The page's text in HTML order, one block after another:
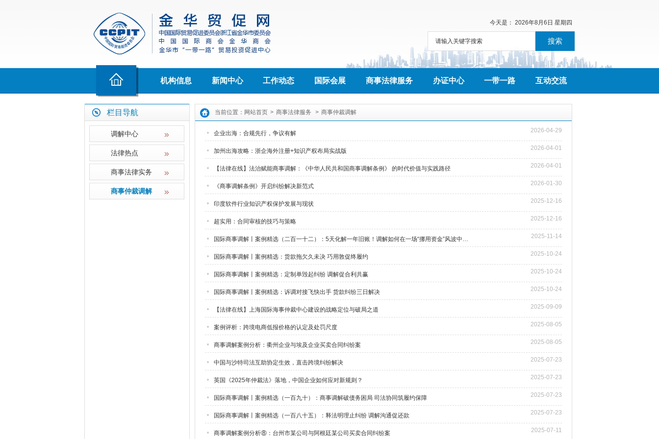
今天是： 2026年8月6日 星期四
搜索
机构信息 新闻中心 工作动态 国际会展 商事法律服务 办证中心 一带一路 互动交流
栏目导航
调解中心
法律热点
商事法律实务
商事仲裁调解
当前位置： 网站首页 > 商事法律服务 > 商事仲裁调解
企业出海：合规先行，争议有解 2026-04-29
加州出海攻略：浙企海外注册+知识产权布局实战版 2026-04-01
【法律在线】法治赋能商事调解：《中华人民共和国商事调解条例》 的时代价值与实践路径 2026-04-01
《商事调解条例》开启纠纷解决新范式 2026-01-30
印度软件行业知识产权保护发展与现状 2025-12-16
超实用：合同审核的技巧与策略 2025-12-16
国际商事调解丨案例精选（二百一十二）：5天化解一年旧账！调解如何在一场“挪用资金”风波中为商户止损 2025-11-14
国际商事调解丨案例精选：货款拖欠久未决 巧用敦促终履约 2025-10-24
国际商事调解丨案例精选：定制单毁起纠纷 调解促合利共赢 2025-10-24
国际商事调解丨案例精选：诉调对接飞快出手 货款纠纷三日解决 2025-10-24
【法律在线】上海国际海事仲裁中心建设的战略定位与破局之道 2025-09-09
案例评析：跨境电商低报价格的认定及处罚尺度 2025-08-05
商事调解案例分析：衢州企业与埃及企业买卖合同纠纷案 2025-08-05
中国与沙特司法互助协定生效，直击跨境纠纷解决 2025-07-23
英国《2025年仲裁法》落地，中国企业如何应对新规则？ 2025-07-23
国际商事调解丨案例精选（一百九十）：商事调解破债务困局 司法协同筑履约保障 2025-07-23
国际商事调解丨案例精选（一百八十五）：释法明理止纠纷 调解沟通促还款 2025-07-23
商事调解案例分析⑧：台州市某公司与阿根廷某公司买卖合同纠纷案 2025-07-11